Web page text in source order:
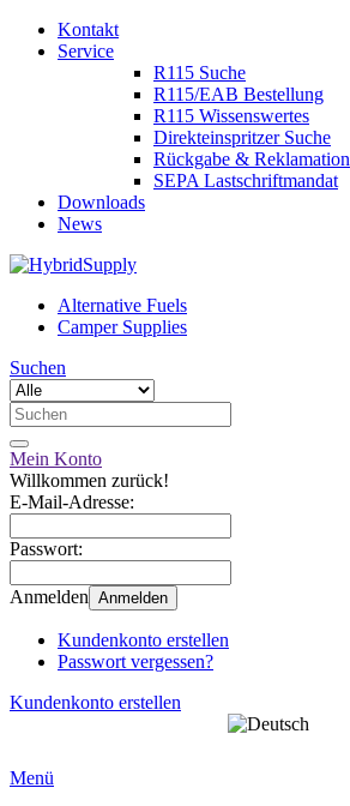
Kontakt
Service
R115 Suche
R115/EAB Bestellung
R115 Wissenswertes
Direkteinspritzer Suche
Rückgabe & Reklamation
SEPA Lastschriftmandat
Downloads
News
Alternative Fuels
Camper Supplies
Suchen
Mein Konto
Willkommen zurück!
E-Mail-Adresse:
Passwort:
Anmelden Anmelden
Kundenkonto erstellen
Passwort vergessen?
Kundenkonto erstellen
Menü